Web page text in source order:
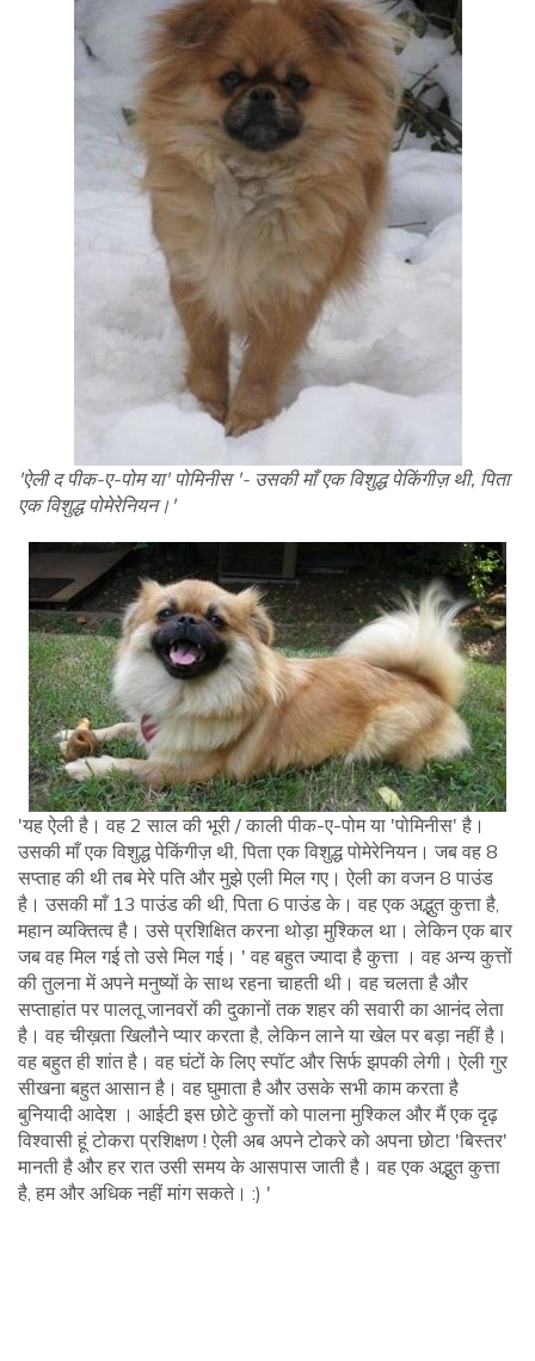
'ऐली द पीक-ए-पोम या' पोमिनीस '- उसकी माँ एक विशुद्ध पेकिंगीज़ थी, पिता
एक विशुद्ध पोमेरेनियन।'
'यह ऐली है। वह 2 साल की भूरी / काली पीक-ए-पोम या 'पोमिनीस' है।
उसकी माँ एक विशुद्ध पेकिंगीज़ थी, पिता एक विशुद्ध पोमेरेनियन। जब वह 8
सप्ताह की थी तब मेरे पति और मुझे एली मिल गए। ऐली का वजन 8 पाउंड
है। उसकी माँ 13 पाउंड की थी, पिता 6 पाउंड के। वह एक अद्भुत कुत्ता है,
महान व्यक्तित्व है। उसे प्रशिक्षित करना थोड़ा मुश्किल था। लेकिन एक बार
जब वह मिल गई तो उसे मिल गई। ' वह बहुत ज्यादा है कुत्ता । वह अन्य कुत्तों
की तुलना में अपने मनुष्यों के साथ रहना चाहती थी। वह चलता है और
सप्ताहांत पर पालतू जानवरों की दुकानों तक शहर की सवारी का आनंद लेता
है। वह चीख़ता खिलौने प्यार करता है, लेकिन लाने या खेल पर बड़ा नहीं है।
वह बहुत ही शांत है। वह घंटों के लिए स्पॉट और सिर्फ झपकी लेगी। ऐली गुर
सीखना बहुत आसान है। वह घुमाता है और उसके सभी काम करता है
बुनियादी आदेश । आईटी इस छोटे कुत्तों को पालना मुश्किल और मैं एक दृढ़
विश्वासी हूं टोकरा प्रशिक्षण ! ऐली अब अपने टोकरे को अपना छोटा 'बिस्तर'
मानती है और हर रात उसी समय के आसपास जाती है। वह एक अद्भुत कुत्ता
है, हम और अधिक नहीं मांग सकते। :) '